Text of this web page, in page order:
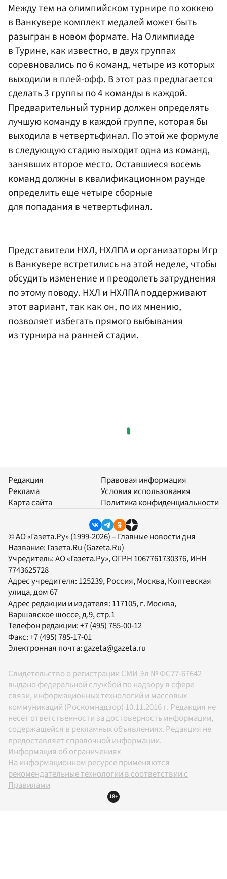
Между тем на олимпийском турнире по хоккею
в Ванкувере комплект медалей может быть
разыгран в новом формате. На Олимпиаде
в Турине, как известно, в двух группах
соревновались по 6 команд, четыре из которых
выходили в плей-офф. В этот раз предлагается
сделать 3 группы по 4 команды в каждой.
Предварительный турнир должен определять
лучшую команду в каждой группе, которая бы
выходила в четвертьфинал. По этой же формуле
в следующую стадию выходит одна из команд,
занявших второе место. Оставшиеся восемь
команд должны в квалификационном раунде
определить еще четыре сборные
для попадания в четвертьфинал.
Представители НХЛ, НХЛПА и организаторы Игр
в Ванкувере встретились на этой неделе, чтобы
обсудить изменение и преодолеть затруднения
по этому поводу. НХЛ и НХЛПА поддерживают
этот вариант, так как он, по их мнению,
позволяет избегать прямого выбывания
из турнира на ранней стадии.
Редакция
Реклама
Карта сайта
Правовая информация
Условия использования
Политика конфиденциальности
© АО «Газета.Ру» (1999-2026) – Главные новости дня
Название: Газета.Ru (Gazeta.Ru)
Учредитель:АО «Газета.Ру», ОГРН 1067761730376, ИНН
7743625728
Адрес учредителя: 125239, Россия, Москва, Коптевская
улица, дом 67
Адрес редакции и издателя: 117105, г. Москва,
Варшавское шоссе, д.9, стр.1
Телефон редакции:+7 (495) 785-00-12
Факс:+7 (495) 785-17-01
Электронная почта: gazeta@gazeta.ru
Свидетельство о регистрации СМИ Эл № ФС77-67642
выдано федеральной службой по надзору в сфере
связи, информационных технологий и массовых
коммуникаций (Роскомнадзор) 10.11.2016 г. Редакция не
несет ответственности за достоверность информации,
содержащейся в рекламных объявлениях. Редакция не
предоставляет справочной информации.
Информация об ограничениях
На информационном ресурсе применяются
рекомендательные технологии в соответствии с
Правилами
18+